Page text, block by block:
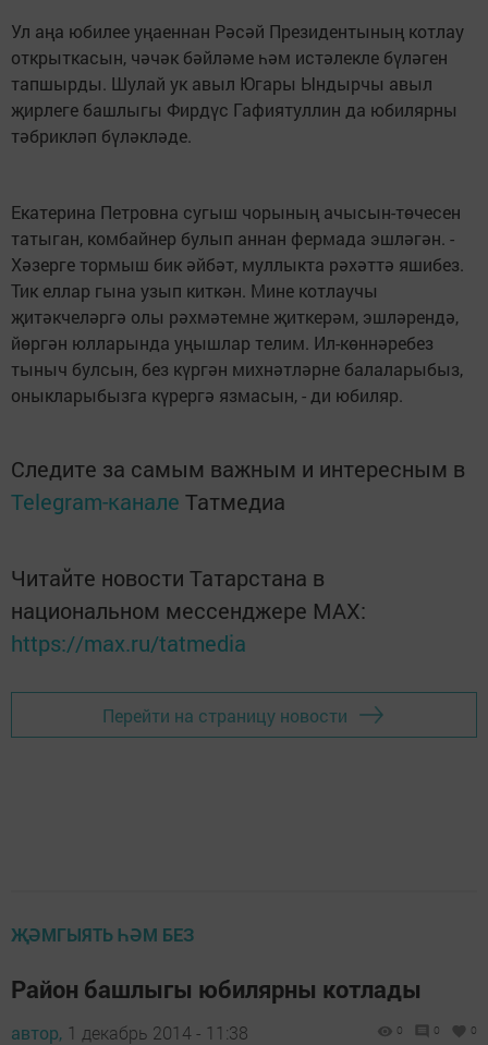
Ул аңа юбилее уңаеннан Рәсәй Президентының котлау
открыткасын, чәчәк бәйләме һәм истәлекле бүләген
тапшырды. Шулай ук авыл Югары Ындырчы авыл
җирлеге башлыгы Фирдүс Гафиятуллин да юбилярны
тәбрикләп бүләкләде.
Екатерина Петровна сугыш чорының ачысын-төчесен
татыган, комбайнер булып аннан фермада эшләгән. -
Хәзерге тормыш бик әйбәт, муллыкта рәхәттә яшибез.
Тик еллар гына узып киткән. Мине котлаучы
җитәкчеләргә олы рәхмәтемне җиткерәм, эшләрендә,
йөргән юлларында уңышлар телим. Ил-көннәребез
тыныч булсын, без күргән михнәтләрне балаларыбыз,
оныкларыбызга күрергә язмасын, - ди юбиляр.
Следите за самым важным и интересным в
Telegram-канале Татмедиа
Читайте новости Татарстана в
национальном мессенджере MАХ:
https://max.ru/tatmedia
Перейти на страницу новости
ҖӘМГЫЯТЬ ҺӘМ БЕЗ
Район башлыгы юбилярны котлады
автор, 1 декабрь 2014 - 11:38 0 0 0